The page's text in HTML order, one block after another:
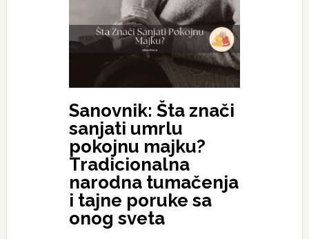
Sanovnik: Šta znači
sanjati umrlu
pokojnu majku?
Tradicionalna
narodna tumačenja
i tajne poruke sa
onog sveta